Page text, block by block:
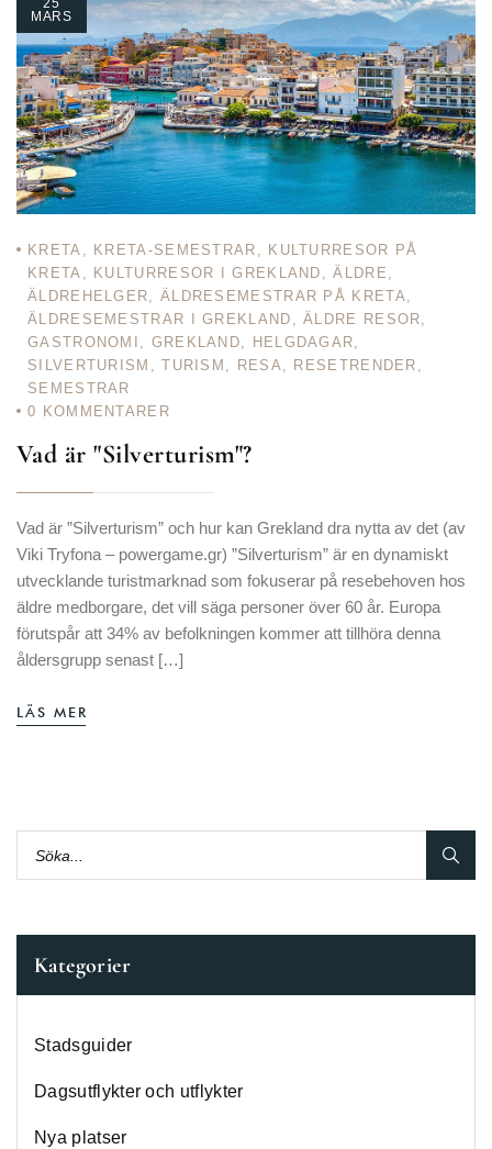
25
MARS
KRETA , KRETA-SEMESTRAR , KULTURRESOR PÅ
KRETA , KULTURRESOR I GREKLAND ,ÄLDRE ,
ÄLDREHELGER, ÄLDRESEMESTRAR PÅ KRETA,
ÄLDRESEMESTRAR I GREKLAND ,ÄLDRE RESOR,
GASTRONOMI , GREKLAND, HELGDAGAR,
SILVERTURISM ,TURISM , RESA, RESETRENDER ,
SEMESTRAR
0 KOMMENTARER
Vad är "Silverturism"?
Vad är ”Silverturism” och hur kan Grekland dra nytta av det (av
Viki Tryfona – powergame.gr) ”Silverturism” är en dynamiskt
utvecklande turistmarknad som fokuserar på resebehoven hos
äldre medborgare, det vill säga personer över 60 år. Europa
förutspår att 34% av befolkningen kommer att tillhöra denna
åldersgrupp senast […]
LÄS MER
Kategorier
Stadsguider
Dagsutflykter och utflykter
Nya platser